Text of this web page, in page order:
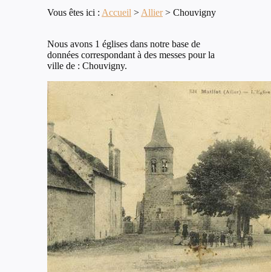
Vous êtes ici : Accueil > Allier> Chouvigny
Nous avons 1 églises dans notre base de
données correspondant à des messes pour la
ville de : Chouvigny.